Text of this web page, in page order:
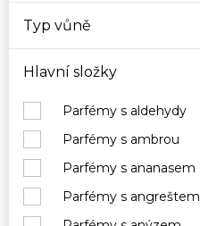
Typ vůně
Hlavní složky
Parfémy s aldehydy
Parfémy s ambrou
Parfémy s ananasem
Parfémy s angreštem